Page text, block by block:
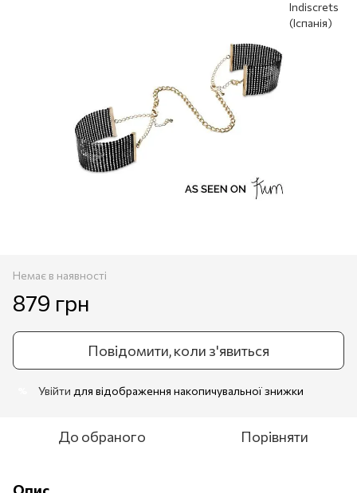
Немає в наявності
879 грн
Повідомити, коли з'явиться
Увійти для відображення накопичувальної знижки
До обраного Порівняти
Опис